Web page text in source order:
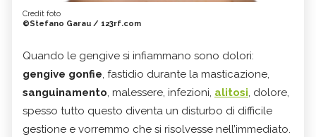
Credit foto
©Stefano Garau / 123rf.com
Quando le gengive si infiammano sono dolori:
gengive gonfie, fastidio durante la masticazione,
sanguinamento, malessere, infezioni, alitosi, dolore,
spesso tutto questo diventa un disturbo di difficile
gestione e vorremmo che si risolvesse nell’immediato.